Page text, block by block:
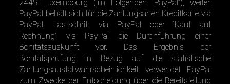
2449 Luxembourg (im Folgenden “PayPal”), weiter.
PayPal behält sich für die Zahlungsarten Kreditkarte via
PayPal, Lastschrift via PayPal oder “Kauf auf
Rechnung” via PayPal die Durchführung einer
Bonitätsauskunft vor. Das Ergebnis der
Bonitätsprüfung in Bezug auf die statistische
Zahlungsausfallwahrscheinlichkeit verwendet PayPal
zum Zwecke der Entscheidung über die Bereitstellung